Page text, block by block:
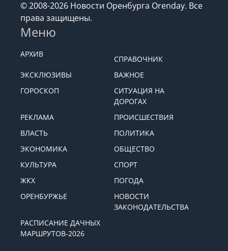
© 2008-2026 Новости Оренбурга Orenday. Все
права защищены.
Меню
АРХИВ
СПРАВОЧНИК
ЭКСКЛЮЗИВЫ
ВАЖНОЕ
ГОРОСКОП
СИТУАЦИЯ НА
ДОРОГАХ
РЕКЛАМА
ПРОИСШЕСТВИЯ
ВЛАСТЬ
ПОЛИТИКА
ЭКОНОМИКА
ОБЩЕСТВО
КУЛЬТУРА
СПОРТ
ЖКХ
ПОГОДА
ОРЕНБУРЖЬЕ
НОВОСТИ
ЗАКОНОДАТЕЛЬСТВА
РАСПИСАНИЕ ДАЧНЫХ
МАРШРУТОВ-2026